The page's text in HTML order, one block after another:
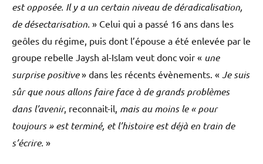
est opposée. Il y a un certain niveau de déradicalisation,
de désectarisation. » Celui qui a passé 16 ans dans les
geôles du régime, puis dont l’épouse a été enlevée par le
groupe rebelle Jaysh al-Islam veut donc voir « une
surprise positive» dans les récents évènements. « Je suis
sûr que nous allons faire face à de grands problèmes
dans l’avenir, reconnait-il, mais au moins le « pour
toujours » est terminé, et l’histoire est déjà en train de
s’écrire. »